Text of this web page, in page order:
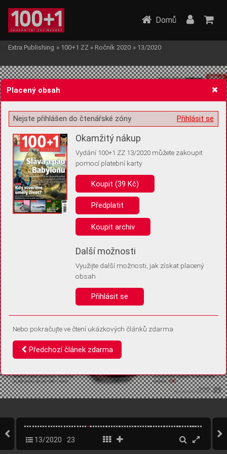
Žádost o souhlas s ukládáním volitelných informací
Pro základní fungování webu nepotřebujeme ukládat žádné informace
(tzv. cookies apod.). Rádi bychom vás ale požádali o souhlas s
uložením volitelných informací:
Anonymní unikátní ID
Díky němu příště poznáme, že se jedná o stejné zařízení, a
Identifikátor je zcela anonymní.
Vaše souhlasy a odmítnutí si ukládáme do vašeho zařízení, abychom se
vás už příště znovu neptali. Můžete je kdykoli později upravit ve Správě
Domů
Extra Publishing » 100+1 ZZ » Ročník 2020 » 13/2020
13/2020 23
Placený obsah
Přihlásit se
Nejste přihlášen do čtenářské zóny
Okamžitý nákup
Vydání 100+1 ZZ 13/2020 můžete zakoupit
pomocí platební karty
Koupit (39 Kč)
Předplatit
Koupit archiv
Další možnosti
Využijte další možnosti, jak získat placený
obsah
Přihlásit se
Nebo pokračujte ve čtení ukázkových článků zdarma
Předchozí článek zdarma